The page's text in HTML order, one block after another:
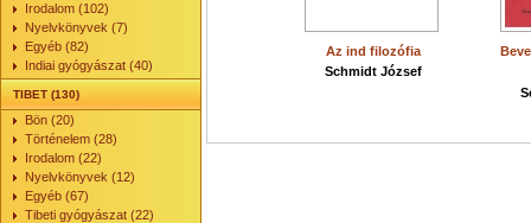
Irodalom (102)
Nyelvkönyvek (7)
Egyéb (82)
Indiai gyógyászat (40)
TIBET (130)
Bön (20)
Történelem (28)
Irodalom (22)
Nyelvkönyvek (12)
Egyéb (67)
Tibeti gyógyászat (22)
Az ind filozófia
Schmidt József